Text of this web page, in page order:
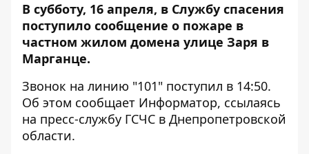
В субботу, 16 апреля, в Службу спасения
поступило сообщение о пожаре в
частном жилом домена улице Заря в
Марганце.
Звонок на линию "101" поступил в 14:50.
Об этом сообщает Информатор, ссылаясь
на пресс-службу ГСЧС в Днепропетровской
области.